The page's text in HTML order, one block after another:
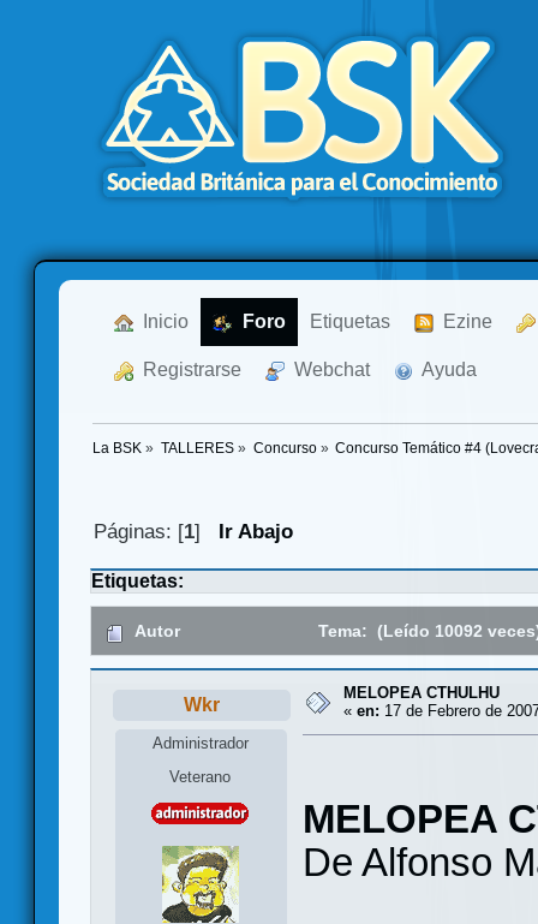
Inicio Foro Etiquetas Ezine
Registrarse Webchat Ayuda
La BSK » TALLERES» Concurso» Concurso Temático #4
Páginas: [1] Ir Abajo
Etiquetas:
Autor Tema: (Leído 10092
Wkr
Administrador
Veterano
MELOPEA CTHULHU
« en: 17 de Febrero de
MELOPEA
De Alfonso